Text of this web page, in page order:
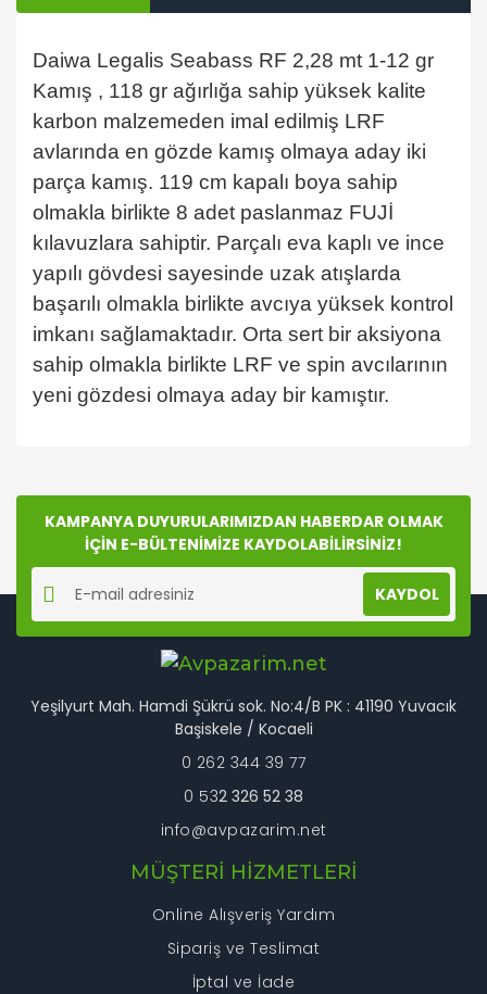
Daiwa Legalis Seabass RF 2,28 mt 1-12 gr
Kamış , 118 gr ağırlığa sahip yüksek kalite
karbon malzemeden imal edilmiş LRF
avlarında en gözde kamış olmaya aday iki
parça kamış. 119 cm kapalı boya sahip
olmakla birlikte 8 adet paslanmaz FUJİ
kılavuzlara sahiptir. Parçalı eva kaplı ve ince
yapılı gövdesi sayesinde uzak atışlarda
başarılı olmakla birlikte avcıya yüksek kontrol
imkanı sağlamaktadır. Orta sert bir aksiyona
sahip olmakla birlikte LRF ve spin avcılarının
yeni gözdesi olmaya aday bir kamıştır.
Yorum Yaz
formunu kullanarak tarafımıza iletebilirsiniz.
Görüş ve önerileriniz için teşekkür ederiz.
Ürün resmi kalitesiz, bozuk veya görüntülenemiyor.
Ürün açıklamasında eksik bilgiler bulunuyor.
Ürün bilgilerinde hatalar bulunuyor.
Ürün fiyatı diğer sitelerden daha pahalı.
Bu ürüne benzer farklı alternatifler olmalı.
Gönder
KAMPANYA DUYURULARIMIZDAN HABERDAR OLMAK
İÇİN E-BÜLTENİMİZE KAYDOLABİLİRSİNİZ!
KAYDOL
Yeşilyurt Mah. Hamdi Şükrü sok. No:4/B PK : 41190 Yuvacık
Başiskele / Kocaeli
0 262 344 39 77
0 532 326 52 38
info@avpazarim.net
MÜŞTERİ HİZMETLERİ
Online Alışveriş Yardım
Sipariş ve Teslimat
İptal ve İade